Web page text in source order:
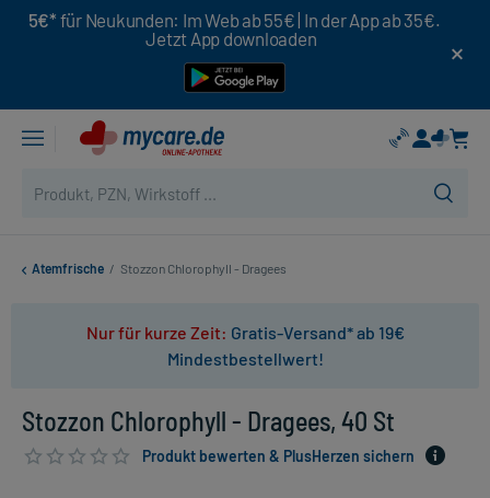
5€* für Neukunden: Im Web ab 55€ | In der App ab 35€.
Jetzt App downloaden
Atemfrische / Stozzon Chlorophyll - Dragees
Nur für kurze Zeit: Gratis-Versand* ab 19€
Mindestbestellwert!
Stozzon Chlorophyll - Dragees, 40 St
Produkt bewerten & PlusHerzen sichern